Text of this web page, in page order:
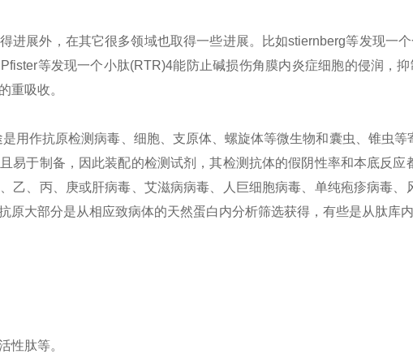
进展外，在其它很多领域也取得一些进展。比如stiernberg等发现一
等发现一个小肽(RTR)4能防止碱损伤角膜内炎症细胞的侵润，
重吸收。
用作抗原检测病毒、细胞、支原体、螺旋体等微生物和囊虫、锥虫
易于制备，因此装配的检测试剂，其检测抗体的假阴性率和本底反
乙、丙、庚或肝病毒、艾滋病病毒、人巨细胞病毒、单纯疱疹病毒、
原大部分是从相应致病体的天然蛋白内分析筛选获得，有些是从肽库内
性肽等。